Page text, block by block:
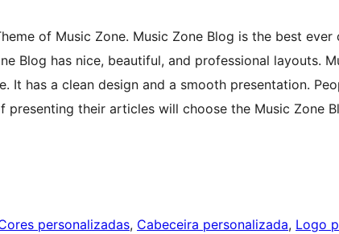
of Music Zone. Music Zone Blog is the best
Blog has nice, beautiful, and professional layouts.
It has a clean design and a smooth presentation.
their articles will choose the Music Zone
personalizadas, Cabeceira personalizada, Logo